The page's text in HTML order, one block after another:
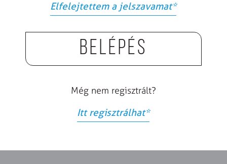
Elfelejtettem a jelszavamat*
Belépés
Még nem regisztrált?
Itt regisztrálhat*